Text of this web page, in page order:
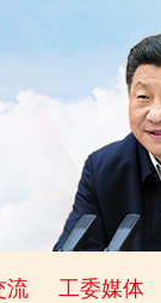
流 工委媒体